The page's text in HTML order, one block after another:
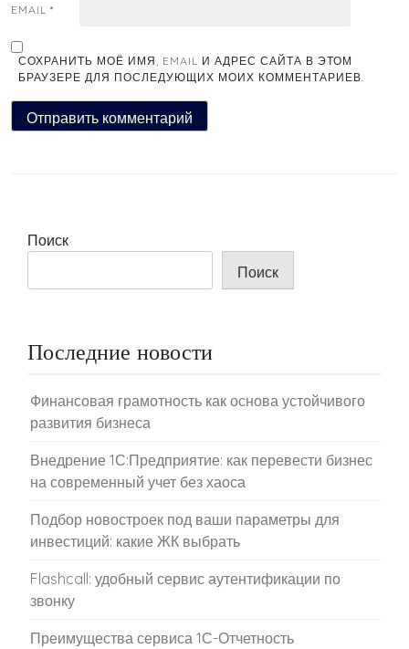
EMAIL *
СОХРАНИТЬ МОЁ ИМЯ, EMAIL И АДРЕС САЙТА В ЭТОМ
БРАУЗЕРЕ ДЛЯ ПОСЛЕДУЮЩИХ МОИХ КОММЕНТАРИЕВ.
Поиск
Поиск
Последние новости
Финансовая грамотность как основа устойчивого
развития бизнеса
Внедрение 1С:Предприятие: как перевести бизнес
на современный учет без хаоса
Подбор новостроек под ваши параметры для
инвестиций: какие ЖК выбрать
Flashcall: удобный сервис аутентификации по
звонку
Преимущества сервиса 1С-Отчетность